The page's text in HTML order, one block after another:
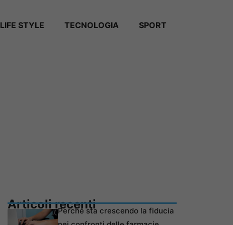
LIFE STYLE TECNOLOGIA SPORT
Articoli recentiPerché sta crescendo la fiducia